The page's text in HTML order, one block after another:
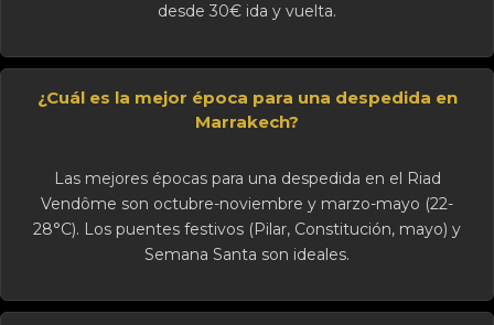
desde 30€ ida y vuelta.
¿Cuál es la mejor época para una despedida en
Marrakech?
Las mejores épocas para una despedida en el Riad
Vendôme son octubre-noviembre y marzo-mayo (22-
28°C). Los puentes festivos (Pilar, Constitución, mayo) y
Semana Santa son ideales.